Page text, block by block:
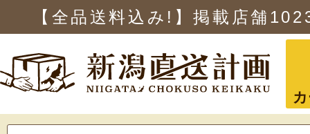
【全品送料込み!】掲載店舗